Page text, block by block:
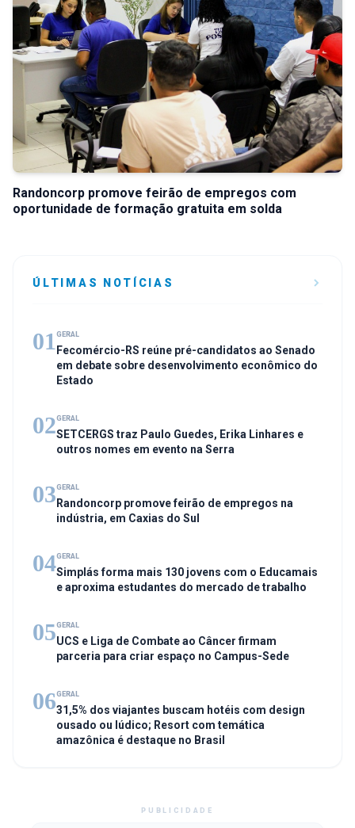
Randoncorp promove feirão de empregos com
oportunidade de formação gratuita em solda
ÚLTIMAS NOTÍCIAS
01 GERAL
Fecomércio-RS reúne pré-candidatos ao Senado
em debate sobre desenvolvimento econômico do
Estado
02GERAL
SETCERGS traz Paulo Guedes, Erika Linhares e
outros nomes em evento na Serra
03GERAL
Randoncorp promove feirão de empregos na
indústria, em Caxias do Sul
04GERAL
Simplás forma mais 130 jovens com o Educamais
e aproxima estudantes do mercado de trabalho
05GERAL
UCS e Liga de Combate ao Câncer firmam
parceria para criar espaço no Campus-Sede
06GERAL
31,5% dos viajantes buscam hotéis com design
ousado ou lúdico; Resort com temática
amazônica é destaque no Brasil
PUBLICIDADE